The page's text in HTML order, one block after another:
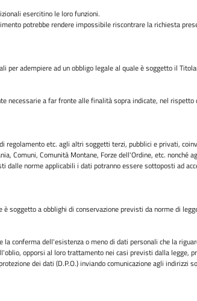
esercitino le loro funzioni.
potrebbe rendere impossibile riscontrare la richiesta
adempiere ad un obbligo legale al quale è soggetto il
a far fronte alle finalità sopra indicate, nel
etc. agli altri soggetti terzi, pubblici e privati,
Comuni, Comunità Montane, Forze dell'Ordine, etc.
norme applicabili i dati potranno essere sottoposti ad
soggetto a obblighi di conservazione previsti da norme di
conferma dell'esistenza o meno di dati personali che la
opporsi al loro trattamento nei casi previsti dalla legge,
dei dati (D.P.O.) inviando comunicazione agli indirizzi